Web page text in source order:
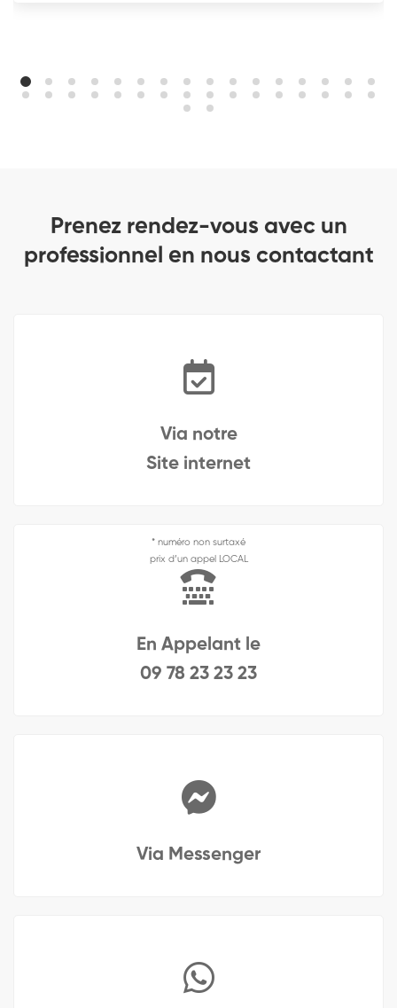
Prenez rendez-vous avec un
professionnel en nous contactant
Via notre
Site internet
* numéro non surtaxé
prix d’un appel LOCAL
En Appelant le
09 78 23 23 23
Via Messenger